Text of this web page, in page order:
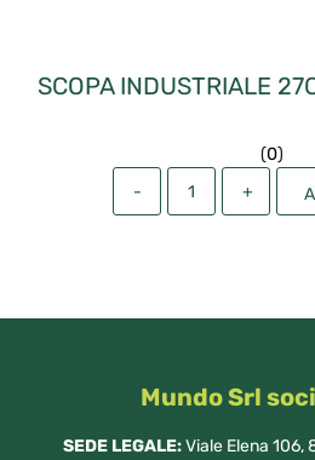
SCOPA INDUSTRIALE
(0)
Mundo Srl
SEDE LEGALE:Viale Elena